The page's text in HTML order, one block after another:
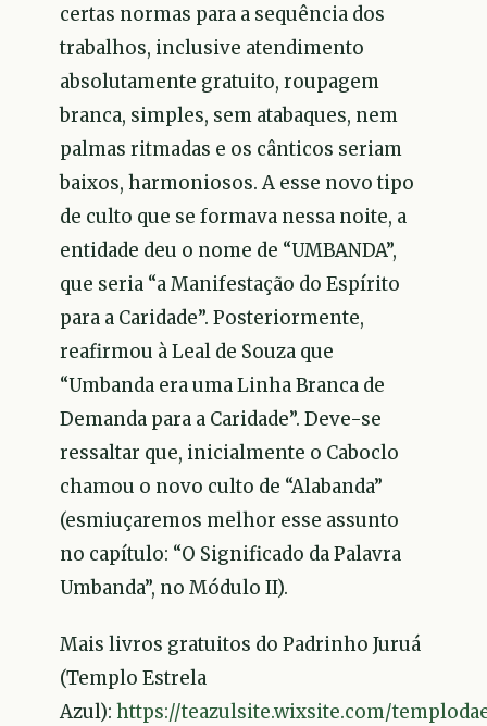
certas normas para a sequência dos
trabalhos, inclusive atendimento
absolutamente gratuito, roupagem
branca, simples, sem atabaques, nem
palmas ritmadas e os cânticos seriam
baixos, harmoniosos. A esse novo tipo
de culto que se formava nessa noite, a
entidade deu o nome de “UMBANDA”,
que seria “a Manifestação do Espírito
para a Caridade”. Posteriormente,
reafirmou à Leal de Souza que
“Umbanda era uma Linha Branca de
Demanda para a Caridade”. Deve-se
ressaltar que, inicialmente o Caboclo
chamou o novo culto de “Alabanda”
(esmiuçaremos melhor esse assunto
no capítulo: “O Significado da Palavra
Umbanda”, no Módulo II).
Mais livros gratuitos do Padrinho Juruá
(Templo Estrela
Azul): https://teazulsite.wixsite.com/